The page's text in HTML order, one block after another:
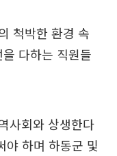
척박한 환경 속
다하는 직원들
사회와 상생한다
야 하며 하동군 및